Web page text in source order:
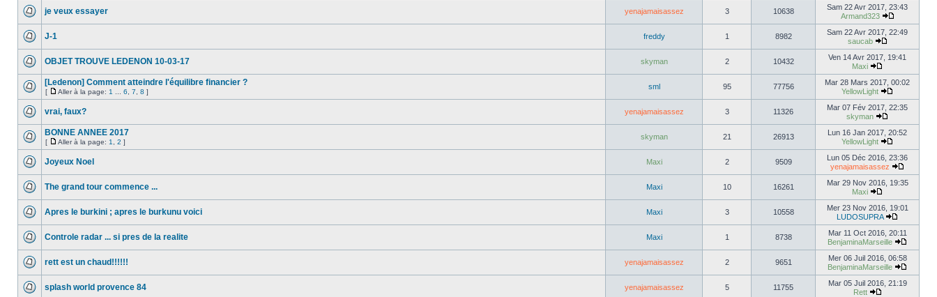
je veux essayer yenajamaisassez 3 10638
Sam 22 Avr 2017, 23:43
Armand323
J-1 freddy 1 8982
Sam 22 Avr 2017, 22:49
saucab
OBJET TROUVE LEDENON 10-03-17 skyman 2 10432
Ven 14 Avr 2017, 19:41
Maxi
[Ledenon] Comment atteindre l'équilibre financier ?
[ Aller à la page: 1 6 7 8 ]
sml 95 77756
Mar 28 Mars 2017, 00:02
YellowLight
vrai, faux? yenajamaisassez 3 11326
Mar 07 Fév 2017, 22:35
skyman
BONNE ANNEE 2017
[ Aller à la page: 1 2 ]
skyman 21 26913
Lun 16 Jan 2017, 20:52
YellowLight
Joyeux Noel Maxi 2 9509
Lun 05 Déc 2016, 23:36
yenajamaisassez
The grand tour commence ... Maxi 10 16261
Mar 29 Nov 2016, 19:35
Maxi
Apres le burkini ; apres le burkunu voici Maxi 3 10558
Mer 23 Nov 2016, 19:01
LUDOSUPRA
Controle radar ... si pres de la realite Maxi 1 8738
Mar 11 Oct 2016, 20:11
BenjaminaMarseille
rett est un chaud!!!!!! yenajamaisassez 2 9651
Mer 06 Juil 2016, 06:58
BenjaminaMarseille
splash world provence 84 yenajamaisassez 5 11755
Mar 05 Juil 2016, 21:19
Rett